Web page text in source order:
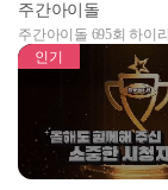
주간아이돌
주간아이돌 695회 하이
자아이돌편 예고
인기